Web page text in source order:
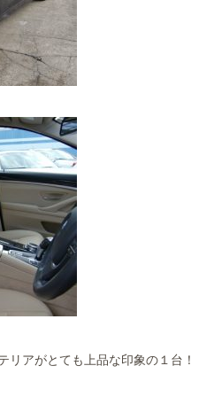
リアがとても上品な印象の１台！